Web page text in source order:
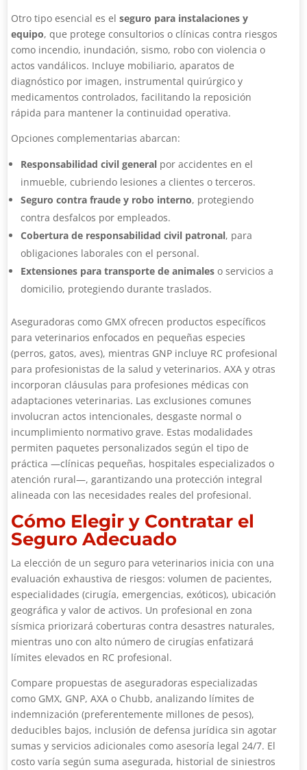
Otro tipo esencial es elseguro para instalaciones y
equipo, que protege consultorios o clínicas contra riesgos
como incendio, inundación, sismo, robo con violencia o
actos vandálicos. Incluye mobiliario, aparatos de
diagnóstico por imagen, instrumental quirúrgico y
medicamentos controlados, facilitando la reposición
rápida para mantener la continuidad operativa.
Opciones complementarias abarcan:
Responsabilidad civil general por accidentes en el
inmueble, cubriendo lesiones a clientes o terceros.
Seguro contra fraude y robo interno, protegiendo
contra desfalcos por empleados.
Cobertura de responsabilidad civil patronal, para
obligaciones laborales con el personal.
Extensiones para transporte de animales o servicios a
domicilio, protegiendo durante traslados.
Aseguradoras como GMX ofrecen productos específicos
para veterinarios enfocados en pequeñas especies
(perros, gatos, aves), mientras GNP incluye RC profesional
para profesionistas de la salud y veterinarios. AXA y otras
incorporan cláusulas para profesiones médicas con
adaptaciones veterinarias. Las exclusiones comunes
involucran actos intencionales, desgaste normal o
incumplimiento normativo grave. Estas modalidades
permiten paquetes personalizados según el tipo de
práctica —clínicas pequeñas, hospitales especializados o
atención rural—, garantizando una protección integral
alineada con las necesidades reales del profesional.
Cómo Elegir y Contratar el
Seguro Adecuado
La elección de un seguro para veterinarios inicia con una
evaluación exhaustiva de riesgos: volumen de pacientes,
especialidades (cirugía, emergencias, exóticos), ubicación
geográfica y valor de activos. Un profesional en zona
sísmica priorizará coberturas contra desastres naturales,
mientras uno con alto número de cirugías enfatizará
límites elevados en RC profesional.
Compare propuestas de aseguradoras especializadas
como GMX, GNP, AXA o Chubb, analizando límites de
indemnización (preferentemente millones de pesos),
deducibles bajos, inclusión de defensa jurídica sin agotar
sumas y servicios adicionales como asesoría legal 24/7. El
costo varía según suma asegurada, historial de siniestros